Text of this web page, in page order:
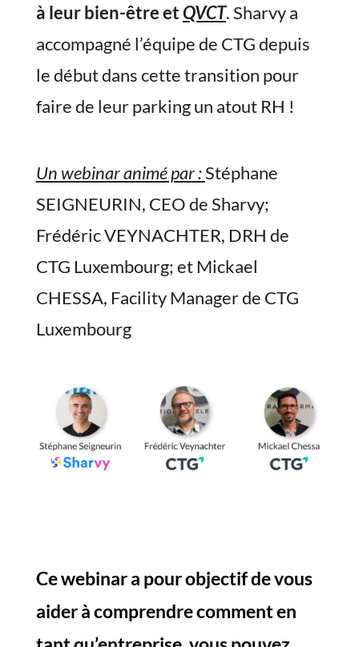
à leur bien-être etQVCT. Sharvy a
accompagné l’équipe de CTG depuis
le début dans cette transition pour
faire de leur parking un atout RH !
Un webinar animé par :Stéphane
SEIGNEURIN, CEO de Sharvy;
Frédéric VEYNACHTER, DRH de
CTG Luxembourg; et Mickael
CHESSA, Facility Manager de CTG
Luxembourg
Ce webinar a pour objectif de vous
aider à comprendre comment en